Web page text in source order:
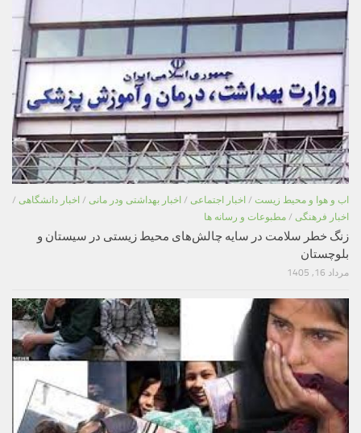
اب و هوا و محیط زیست / اخبار اجتماعی / اخبار بهداشتی ودر مانی / اخبار دانشگاهی /
اخبار فرهنگی / مطبوعات و رسانه ها
زنگ خطر سلامت در سایه چالش‌های محیط زیستی در سیستان و
بلوچستان
مرداد 16, 1405